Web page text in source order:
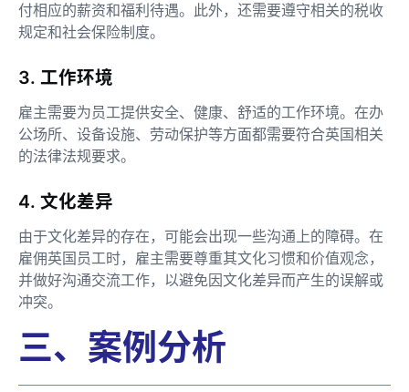
付相应的薪资和福利待遇。此外，还需要遵守相关的税收
规定和社会保险制度。
3. 工作环境
雇主需要为员工提供安全、健康、舒适的工作环境。在办
公场所、设备设施、劳动保护等方面都需要符合英国相关
的法律法规要求。
4. 文化差异
由于文化差异的存在，可能会出现一些沟通上的障碍。在
雇佣英国员工时，雇主需要尊重其文化习惯和价值观念，
并做好沟通交流工作，以避免因文化差异而产生的误解或
冲突。
三、案例分析